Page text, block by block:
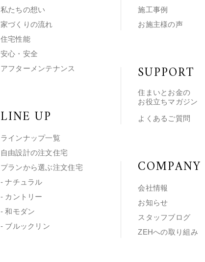
私たちの想い
家づくりの流れ
住宅性能
安心・安全
アフターメンテナンス
LINE UP
ラインナップ一覧
自由設計の注文住宅
プランから選ぶ注文住宅
- ナチュラル
- カントリー
- 和モダン
- ブルックリン
施工事例
お施主様の声
SUPPORT
住まいとお金の
お役立ちマガジン
よくあるご質問
COMPANY
会社情報
お知らせ
スタッフブログ
ZEHへの取り組み